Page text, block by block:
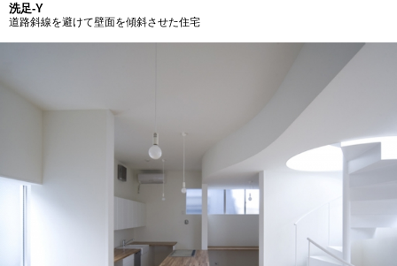
洗足-Y
道路斜線を避けて壁面を傾斜させた住宅